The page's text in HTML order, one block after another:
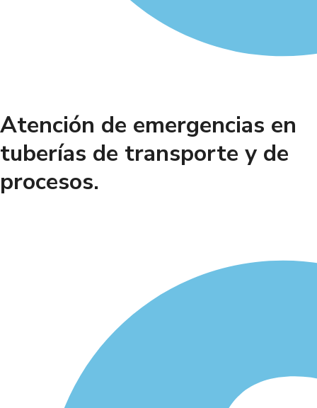
Atención de emergencias en
tuberías de transporte y de
procesos.